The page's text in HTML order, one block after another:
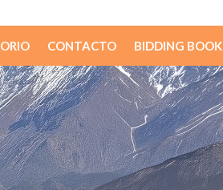
CONTACTO BIDDING BOOK